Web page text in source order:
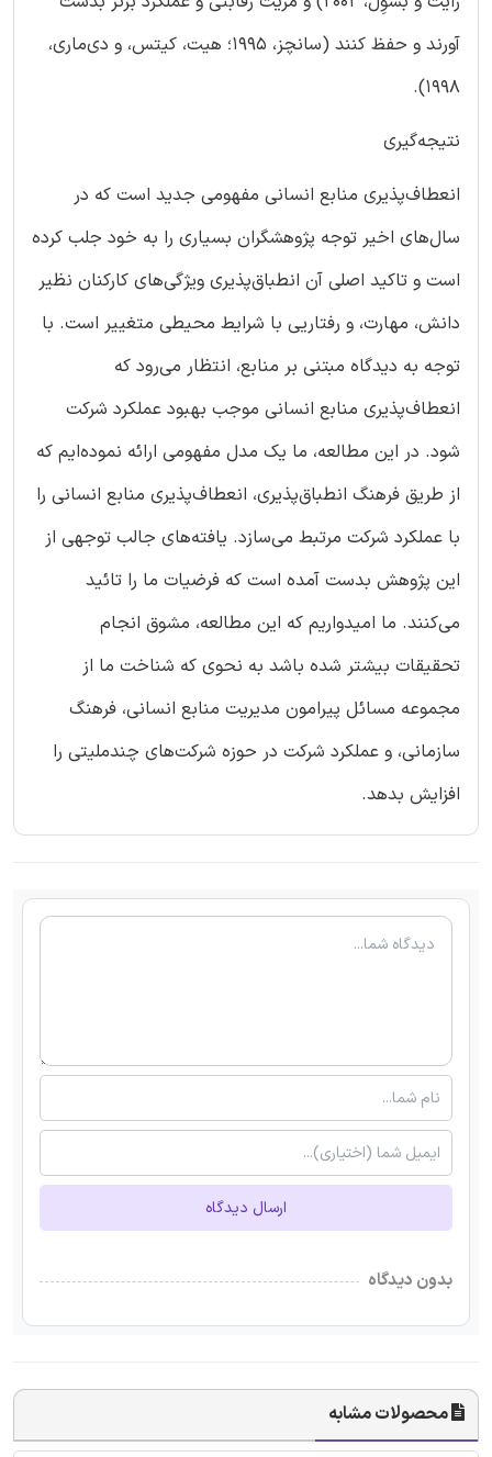
آورند و حفظ کنند (سانچز، 1995؛ هیت، کیتس، و دی‌ماری،
1998).
نتیجه‌گیری
انعطاف‌پذیری منابع انسانی مفهومی جدید است که در
سال‌های اخیر توجه پژوهشگران بسیاری را به خود جلب کرده
است و تاکید اصلی آن انطباق‌پذیری ویژگی‌های کارکنان نظیر
دانش، مهارت، و رفتاریی با شرایط محیطی متغییر است. با
توجه به دیدگاه مبتنی بر منابع، انتظار می‌رود که
انعطاف‌پذیری منابع انسانی موجب بهبود عملکرد شرکت
شود. در این مطالعه، ما یک مدل مفهومی ارائه نموده‌ایم که
از طریق فرهنگ انطباق‌پذیری، انعطاف‌پذیری منابع انسانی را
با عملکرد شرکت مرتبط می‌سازد. یافته‌های جالب توجهی از
این پژوهش بدست آمده است که فرضیات ما را تائید
می‌کنند. ما امیدواریم که این مطالعه، مشوق انجام
تحقیقات بیشتر شده باشد به نحوی که شناخت ما از
مجموعه مسائل پیرامون مدیریت منابع انسانی، فرهنگ
سازمانی، و عملکرد شرکت در حوزه شرکت‌های چندملیتی را
افزایش بدهد.
ارسال دیدگاه
بدون دیدگاه
محصولات مشابه